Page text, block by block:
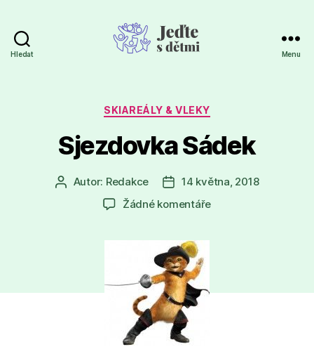
Hledat Menu
Rubriky
SKIAREÁLY & VLEKY
Sjezdovka Sádek
Autor
příspěvku
Autor: Redakce
Datum
příspěvku
14 května, 2018
Žádné komentářeu